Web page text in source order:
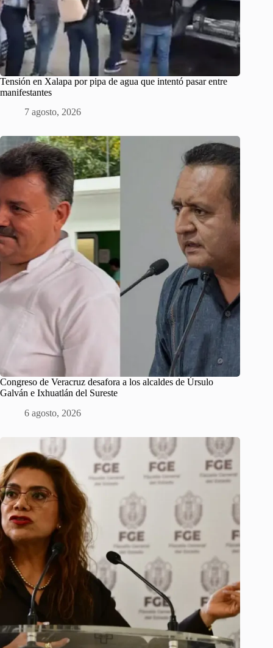
Tensión en Xalapa por pipa de agua que intentó pasar entre
manifestantes
7 agosto, 2026
Congreso de Veracruz desafora a los alcaldes de Úrsulo
Galván e Ixhuatlán del Sureste
6 agosto, 2026